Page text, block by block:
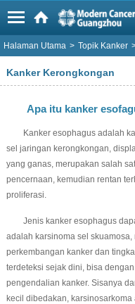
Halaman Utama > Topik Kanker
Kanker Kerongkongan
Apa itu kanker
Kanker esophagus adalah
sel jaringan kerongkongan,
yang ganas, merupakan salah
pencernaan, kemudian rentan
proliferasi.
Jenis kanker esophagus
adalah karsinoma sel
perkembangan kanker dan
terdeteksi sejak dini, bisa
pengendalian kanker. Sisanya
kecil dibedakan,